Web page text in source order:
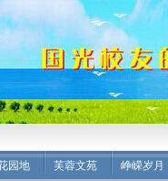
园地 芙蓉文苑 峥嵘岁月